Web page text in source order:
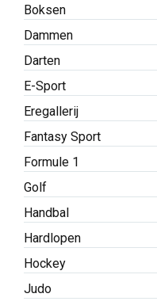
Boksen
Dammen
Darten
E-Sport
Eregallerij
Fantasy Sport
Formule 1
Golf
Handbal
Hardlopen
Hockey
Judo